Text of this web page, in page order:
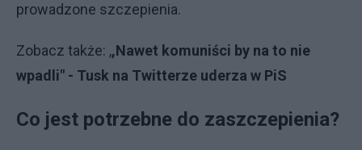
prowadzone szczepienia.
Zobacz także: ,,Nawet komuniści by na to nie
wpadli" - Tusk na Twitterze uderza w PiS
Co jest potrzebne do zaszczepienia?